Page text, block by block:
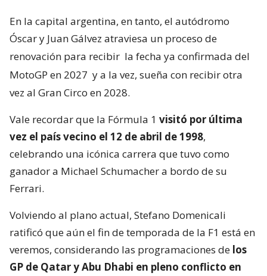
En la capital argentina, en tanto, el autódromo
Óscar y Juan Gálvez atraviesa un proceso de
renovación para recibir la fecha ya confirmada del
MotoGP en 2027 y a la vez, sueña con recibir otra
vez al Gran Circo en 2028.
Vale recordar que la Fórmula 1 visitó por última
vez el país vecino el 12 de abril de 1998,
celebrando una icónica carrera que tuvo como
ganador a Michael Schumacher a bordo de su
Ferrari.
Volviendo al plano actual, Stefano Domenicali
ratificó que aún el fin de temporada de la F1 está en
veremos, considerando las programaciones de los
GP de Qatar y Abu Dhabi en pleno conflicto en